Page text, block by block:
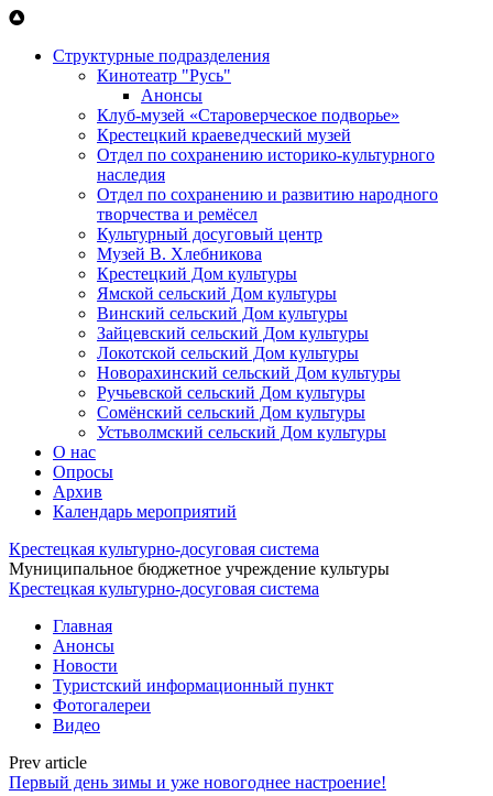
Перейти к основному содержанию
Структурные подразделения
Кинотеатр "Русь"
Анонсы
Клуб-музей «Староверческое подворье»
Крестецкий краеведческий музей
Отдел по сохранению историко-культурного
наследия
Отдел по сохранению и развитию народного
творчества и ремёсел
Культурный досуговый центр
Музей В. Хлебникова
Крестецкий Дом культуры
Ямской сельский Дом культуры
Винский сельский Дом культуры
Зайцевский сельский Дом культуры
Локотской сельский Дом культуры
Новорахинский сельский Дом культуры
Ручьевской сельский Дом культуры
Сомёнский сельский Дом культуры
Устьволмский сельский Дом культуры
О нас
Опросы
Архив
Календарь мероприятий
Крестецкая культурно-досуговая система
Муниципальное бюджетное учреждение культуры
Крестецкая культурно-досуговая система
Главная
Анонсы
Новости
Туристский информационный пункт
Фотогалереи
Видео
Prev article
Первый день зимы и уже новогоднее настроение!